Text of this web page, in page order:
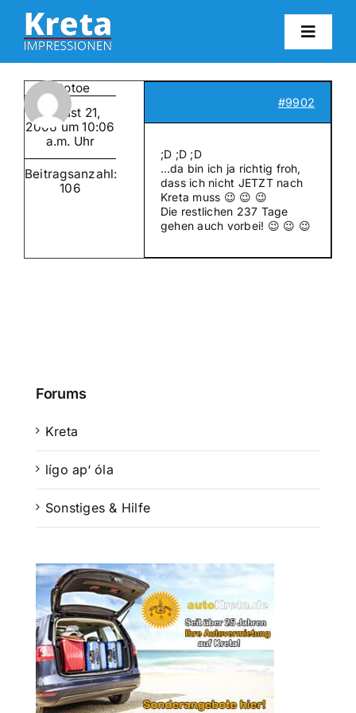
Zum
Inhalt
springen
Mein
toptotoe
August 21,
2006 um 10:06
a.m. Uhr
Beitragsanzahl:
106
#9902
;D ;D ;D
…da bin ich ja richtig froh,
dass ich nicht JETZT nach
Kreta muss 😉 😉 😉
Die restlichen 237 Tage
gehen auch vorbei! 😉 😉 😉
Forums
Kreta
lígo ap‘ óla
Sonstiges & Hilfe